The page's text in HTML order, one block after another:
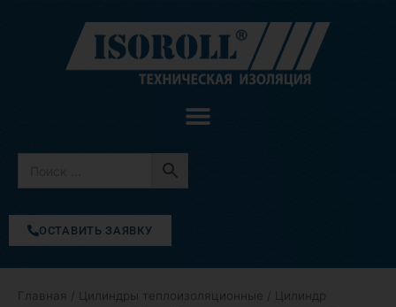
содержимому
ОСТАВИТЬ ЗАЯВКУ
Главная Цилиндры теплоизоляционные / Цилиндр